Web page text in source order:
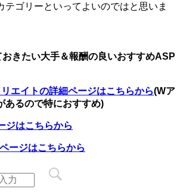
テゴリーといってよいのではと思いま
おきたい大手＆報酬の良いおすすめASP
リエイトの詳細ページはこちらから(Wア
あるので特におすすめ)
ジはこちらから
ージはこちらから